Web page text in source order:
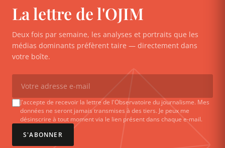
La lettre de l'OJIM
Deux fois par semaine, les analyses et portraits que les
médias dominants préfèrent taire — directement dans
votre boîte.
J'accepte de recevoir la lettre de l'Observatoire du journalisme. Mes
données ne seront jamais transmises à des tiers. Je peux me
désinscrire à tout moment via le lien présent dans chaque e-mail.
S'ABONNER